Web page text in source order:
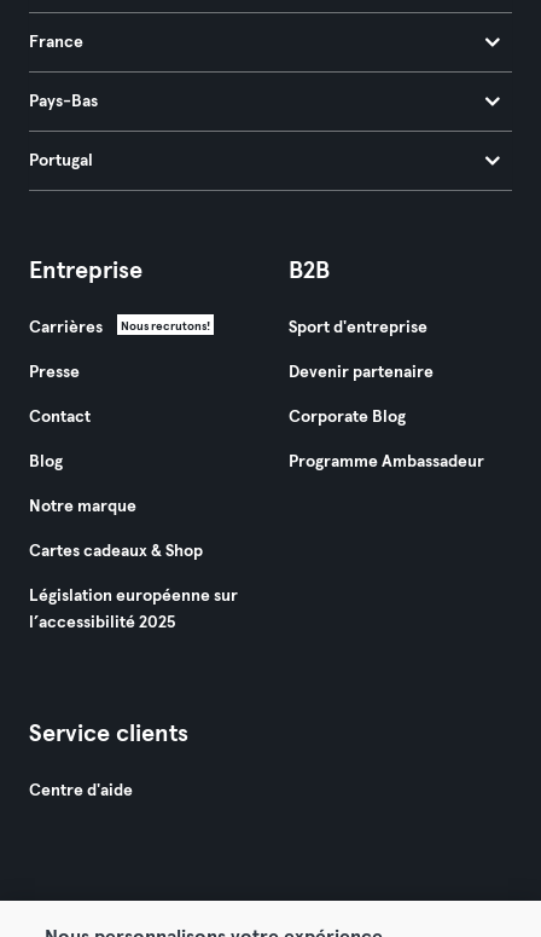
France
Pays-Bas
Portugal
Entreprise
Carrières Nous recrutons!
Presse
Contact
Blog
Notre marque
Cartes cadeaux & Shop
Législation européenne sur
l’accessibilité 2025
B2B
Sport d'entreprise
Devenir partenaire
Corporate Blog
Programme Ambassadeur
Service clients
Centre d'aide